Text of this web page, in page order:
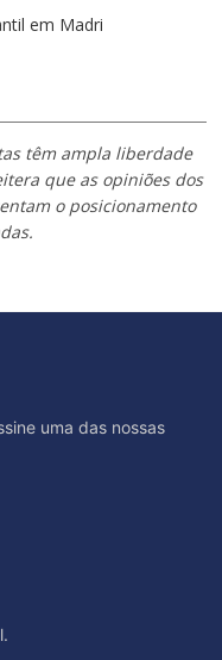
em Madri
têm ampla liberdade
que as opiniões dos
o posicionamento
uma das nossas